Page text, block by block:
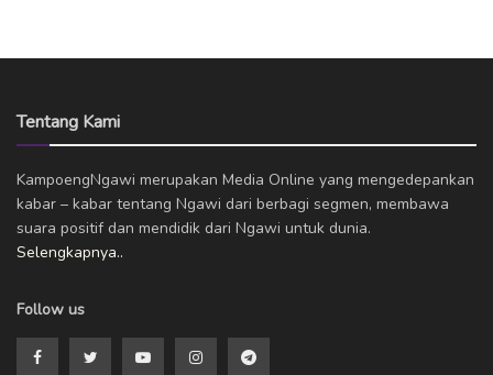
Tentang Kami
KampoengNgawi merupakan Media Online yang mengedepankan
kabar – kabar tentang Ngawi dari berbagi segmen, membawa
suara positif dan mendidik dari Ngawi untuk dunia.
Selengkapnya..
Follow us